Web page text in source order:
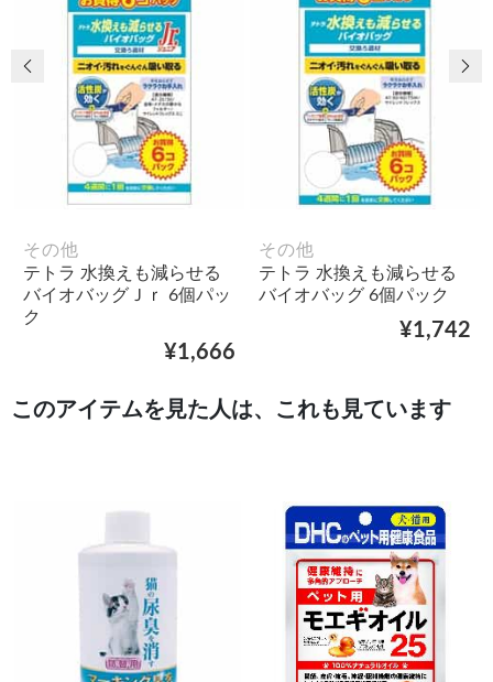
その他
テトラ 水換えも減らせる
バイオバッグＪｒ 6個パッ
ク
¥1,666
その他
テトラ 水換えも減らせる
バイオバッグ 6個パック
¥1,742
前の画像 次
このアイテムを見た人は、これも見ています